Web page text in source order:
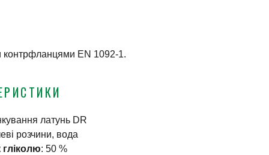
контрфланцями EN 1092-1.
латунь DR
розчини, вода
: 50 %